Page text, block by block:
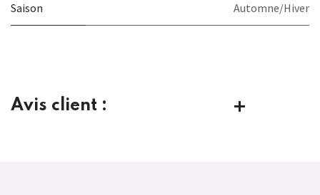
Saison Automne/Hiver
Avis client :